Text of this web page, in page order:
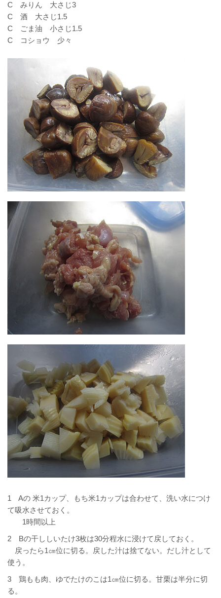
C みりん 大さじ3
C 酒 大さじ1.5
C ごま油 小さじ1.5
C コショウ 少々
1 Aの 米1カップ、もち米1カップは合わせて、洗い水につけ
て吸水させておく。
1時間以上
2 Bの干ししいたけ3枚は30分程水に浸けて戻しておく。
戻ったら1㎝位に切る。戻した汁は捨てない。だし汁として
使う。
3 鶏もも肉、ゆでたけのこは1㎝位に切る。甘栗は半分に切
る。